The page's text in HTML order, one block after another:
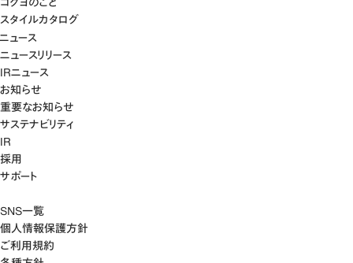
スタイルカタログ
ニュース
ニュースリリース
IRニュース
お知らせ
重要なお知らせ
サステナビリティ
IR
採用
サポート
SNS一覧
個人情報保護方針
ご利用規約